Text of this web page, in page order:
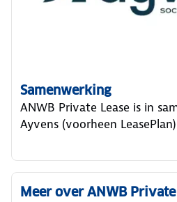
Samenwerking
ANWB Private Lease is in
Ayvens (voorheen
Meer over ANWB Private